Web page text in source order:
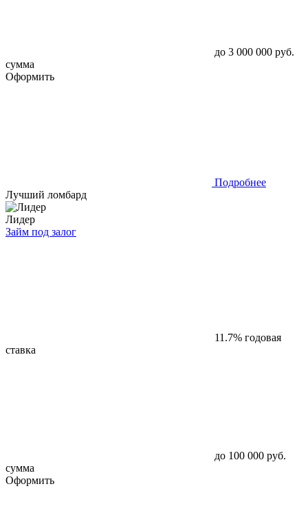
до 3 000 000 руб.
сумма
Оформить
Подробнее
Лучший ломбард
Лидер
Займ под залог
11.7% годовая
ставка
до 100 000 руб.
сумма
Оформить